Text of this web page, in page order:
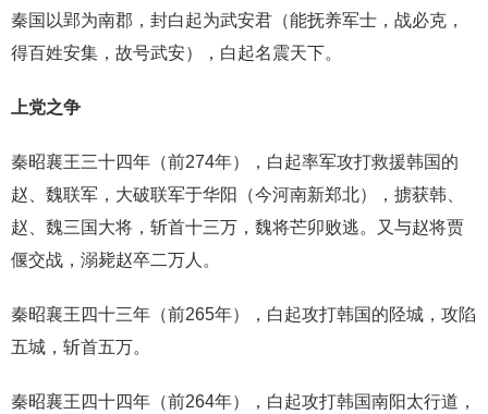
秦国以郢为南郡，封白起为武安君（能抚养军士，战必克，
得百姓安集，故号武安），白起名震天下。
上党之争
秦昭襄王三十四年（前274年），白起率军攻打救援韩国的
赵、魏联军，大破联军于华阳（今河南新郑北），掳获韩、
赵、魏三国大将，斩首十三万，魏将芒卯败逃。又与赵将贾
偃交战，溺毙赵卒二万人。
秦昭襄王四十三年（前265年），白起攻打韩国的陉城，攻陷
五城，斩首五万。
秦昭襄王四十四年（前264年），白起攻打韩国南阳太行道，